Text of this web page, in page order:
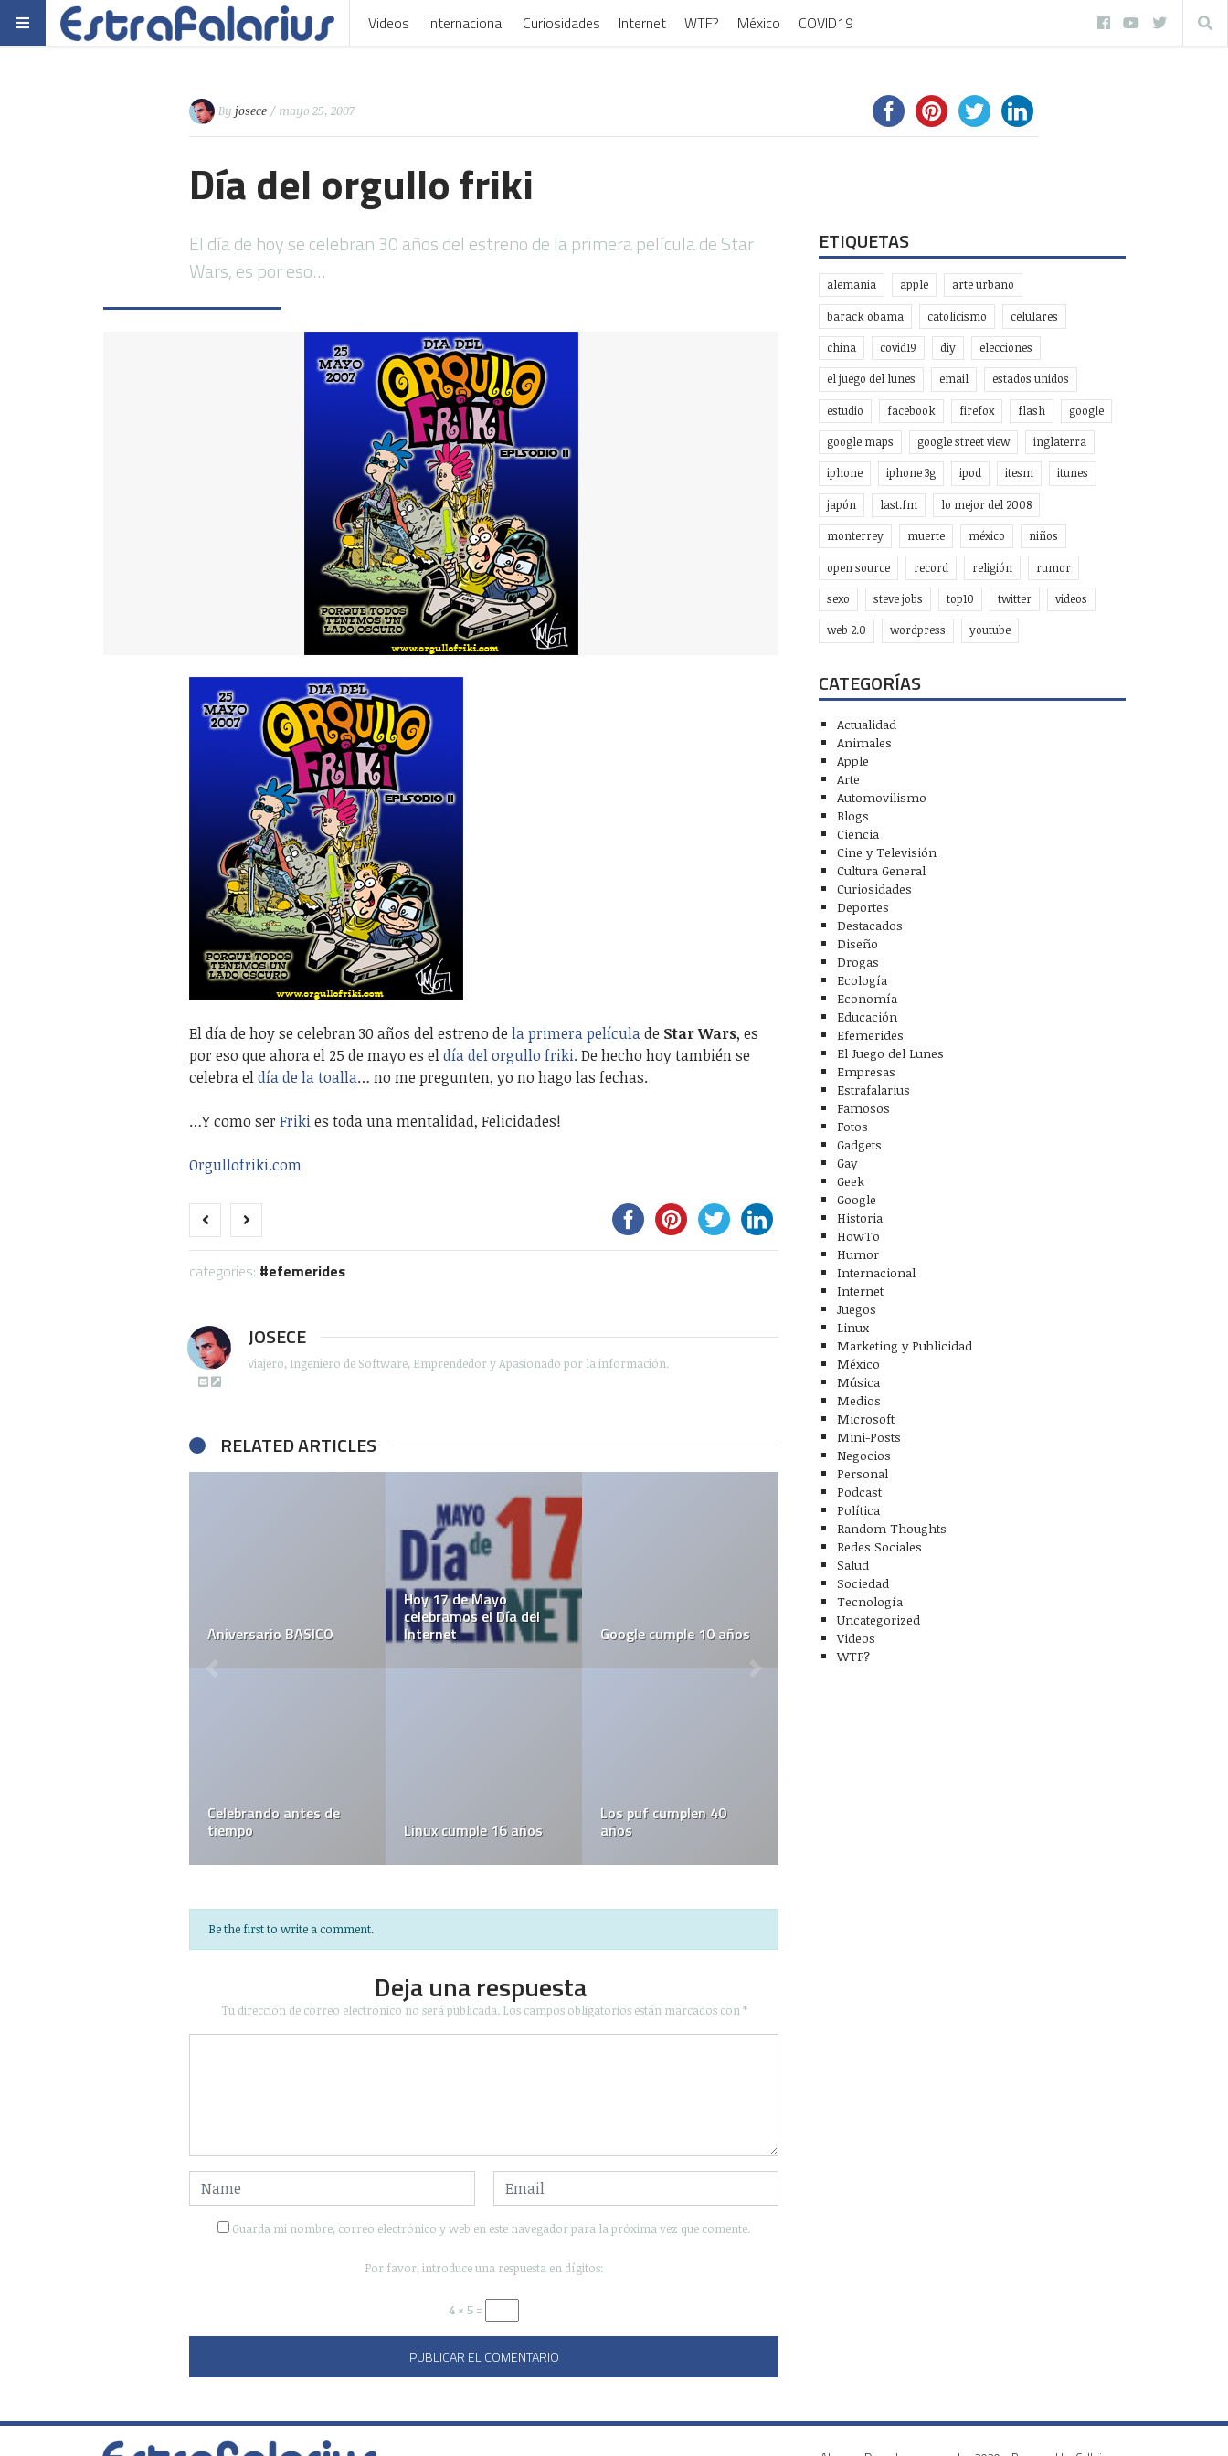
Videos Internacional Curiosidades Internet WTF? México COVID19
By josece / mayo 25, 2007
Día del orgullo friki
El día de hoy se celebran 30 años del estreno de la primera película de Star
Wars, es por eso…
El día de hoy se celebran 30 años del estreno de la primera películade Star Wars, es
por eso que ahora el 25 de mayo es eldía del orgullo friki. De hecho hoy también se
celebra eldía de la toalla… no me pregunten, yo no hago las fechas.
…Y como ser Frikies toda una mentalidad, Felicidades!
Orgullofriki.com
categories: efemerides
JOSECE
Viajero, Ingeniero de Software, Emprendedor y Apasionado por la información.
RELATED ARTICLES
Aniversario BASICO
Hoy 17 de Mayo
celebramos el Día del
Internet Google cumple 10 años
Celebrando antes de
tiempo Linux cumple 16 años
Los puf cumplen 40
años
Be the first to write a comment.
Deja una respuesta
Tu dirección de correo electrónico no será publicada. Los campos obligatorios están marcados con*
Guarda mi nombre, correo electrónico y web en este navegador para la próxima vez que comente.
Por favor, introduce una respuesta en dígitos:
4 × 5 =
ETIQUETAS
alemania apple arte urbano
barack obama catolicismo celulares
china covid19 diy elecciones
el juego del lunes email estados unidos
estudio facebook firefox flash google
google maps google street view inglaterra
iphone iphone 3g ipod itesm itunes
japón last.fm lo mejor del 2008
monterrey muerte méxico niños
open source record religión rumor
sexo steve jobs top10 twitter videos
web 2.0 wordpress youtube
CATEGORÍAS
Actualidad
Animales
Apple
Arte
Automovilismo
Blogs
Ciencia
Cine y Televisión
Cultura General
Curiosidades
Deportes
Destacados
Diseño
Drogas
Ecología
Economía
Educación
Efemerides
El Juego del Lunes
Empresas
Estrafalarius
Famosos
Fotos
Gadgets
Gay
Geek
Google
Historia
HowTo
Humor
Internacional
Internet
Juegos
Linux
Marketing y Publicidad
México
Música
Medios
Microsoft
Mini-Posts
Negocios
Personal
Podcast
Política
Random Thoughts
Redes Sociales
Salud
Sociedad
Tecnología
Uncategorized
Videos
WTF?